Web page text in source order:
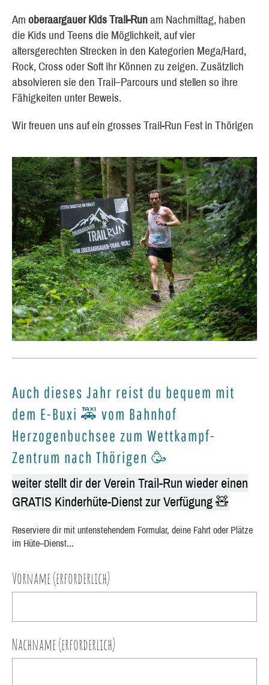
Amoberaargauer Kids Trail-Runam Nachmittag, haben
die Kids und Teens die Möglichkeit, auf vier
altersgerechten Strecken in den Kategorien Mega/Hard,
Rock, Cross oder Soft ihr Können zu zeigen. Zusätzlich
absolvieren sie den Trail–Parcours und stellen so ihre
Fähigkeiten unter Beweis.
Wir freuen uns auf ein grosses Trail-Run Fest in Thörigen
Auch dieses Jahr reist du bequem mit
dem E-Buxi 🚕 vom Bahnhof
Herzogenbuchsee zum Wettkampf-
Zentrum nach Thörigen 🥳
weiter stellt dir der Verein Trail-Run wieder einen
GRATIS Kinderhüte-Dienst zur Verfügung 🧸
Reserviere dir mit untenstehendem Formular, deine Fahrt oder Plätze
im Hüte–Dienst...
Vorname (erforderlich)
Nachname (erforderlich)